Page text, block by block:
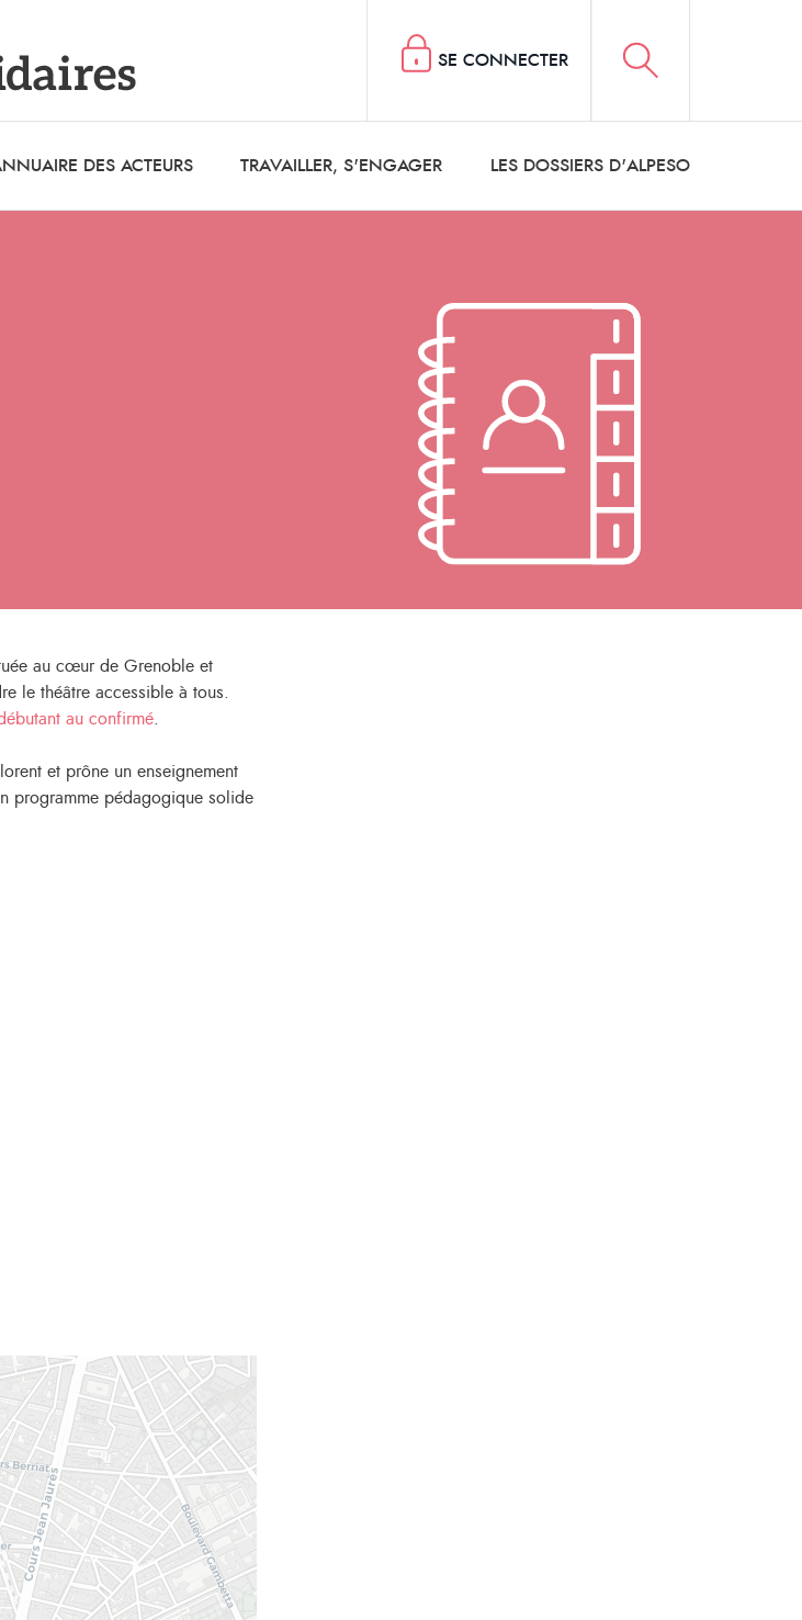
DES ACTEURS TRAVAILLER, S'ENGAGER LES DOSSIERS D'ALPESO
SE CONNECTER
au cœur de Grenoble et
le théâtre accessible à tous.
au confirmé
et prône un enseignement
programme pédagogique solide